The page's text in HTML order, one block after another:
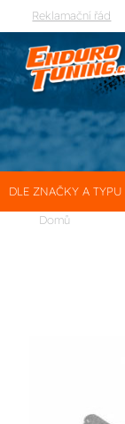
Reklamační řád
DLE ZNAČKY A TYPU
Domů